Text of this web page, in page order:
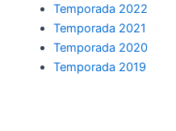
Temporada 2022
Temporada 2021
Temporada 2020
Temporada 2019